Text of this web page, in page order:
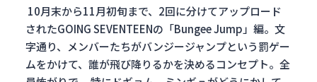
10月末から11月初旬まで、2回に分けてアップロード
されたGOING SEVENTEENの「Bungee Jump」編。文
字通り、メンバーたちがバンジージャンプという罰ゲー
ムをかけて、誰が飛び降りるかを決めるコンセプト。全